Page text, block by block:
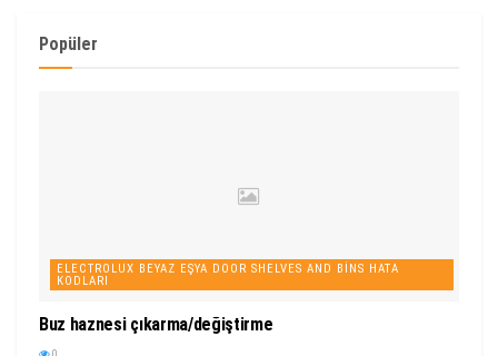
Popüler
ELECTROLUX BEYAZ EŞYA DOOR SHELVES AND BINS HATA
KODLARI
Buz haznesi çıkarma/değiştirme